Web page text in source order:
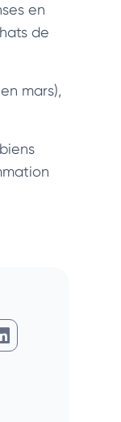
en
de
mars),
Giovanni